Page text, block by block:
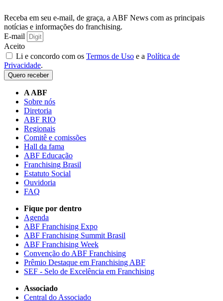
Receba em seu e-mail, de graça, a ABF News com as principais
notícias e informações do franchising.
E-mail
Aceito
Li e concordo com os Termos de Uso e a Política de
Privacidade.
Quero receber
A ABF
Sobre nós
Diretoria
ABF RIO
Regionais
Comitê e comissões
Hall da fama
ABF Educação
Franchising Brasil
Estatuto Social
Ouvidoria
FAQ
Fique por dentro
Agenda
ABF Franchising Expo
ABF Franchising Summit Brasil
ABF Franchising Week
Convenção do ABF Franchising
Prêmio Destaque em Franchising ABF
SEF - Selo de Excelência em Franchising
Associado
Central do Associado